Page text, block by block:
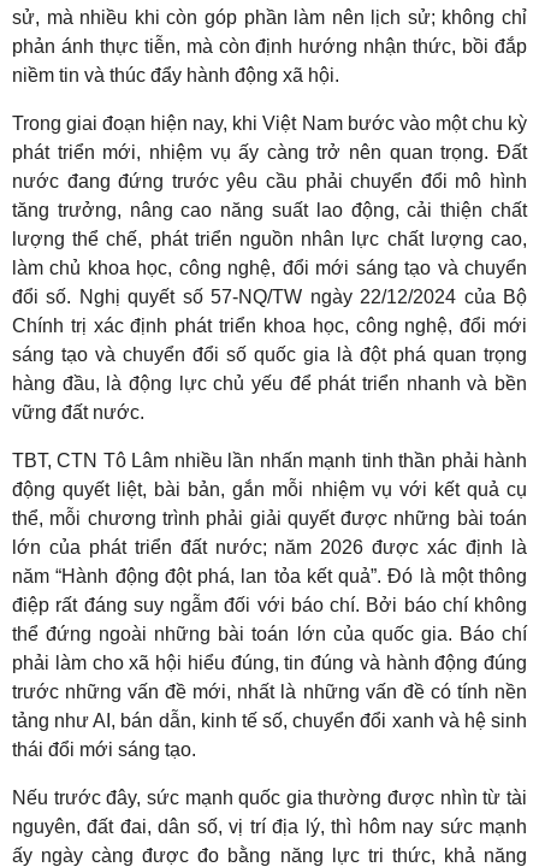
sử, mà nhiều khi còn góp phần làm nên lịch sử; không chỉ
phản ánh thực tiễn, mà còn định hướng nhận thức, bồi đắp
niềm tin và thúc đẩy hành động xã hội.
Trong giai đoạn hiện nay, khi Việt Nam bước vào một chu kỳ
phát triển mới, nhiệm vụ ấy càng trở nên quan trọng. Đất
nước đang đứng trước yêu cầu phải chuyển đổi mô hình
tăng trưởng, nâng cao năng suất lao động, cải thiện chất
lượng thể chế, phát triển nguồn nhân lực chất lượng cao,
làm chủ khoa học, công nghệ, đổi mới sáng tạo và chuyển
đổi số. Nghị quyết số 57-NQ/TW ngày 22/12/2024 của Bộ
Chính trị xác định phát triển khoa học, công nghệ, đổi mới
sáng tạo và chuyển đổi số quốc gia là đột phá quan trọng
hàng đầu, là động lực chủ yếu để phát triển nhanh và bền
vững đất nước.
TBT, CTN Tô Lâm nhiều lần nhấn mạnh tinh thần phải hành
động quyết liệt, bài bản, gắn mỗi nhiệm vụ với kết quả cụ
thể, mỗi chương trình phải giải quyết được những bài toán
lớn của phát triển đất nước; năm 2026 được xác định là
năm “Hành động đột phá, lan tỏa kết quả”. Đó là một thông
điệp rất đáng suy ngẫm đối với báo chí. Bởi báo chí không
thể đứng ngoài những bài toán lớn của quốc gia. Báo chí
phải làm cho xã hội hiểu đúng, tin đúng và hành động đúng
trước những vấn đề mới, nhất là những vấn đề có tính nền
tảng như AI, bán dẫn, kinh tế số, chuyển đổi xanh và hệ sinh
thái đổi mới sáng tạo.
Nếu trước đây, sức mạnh quốc gia thường được nhìn từ tài
nguyên, đất đai, dân số, vị trí địa lý, thì hôm nay sức mạnh
ấy ngày càng được đo bằng năng lực tri thức, khả năng